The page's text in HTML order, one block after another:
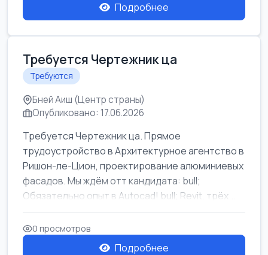
Подробнее
Требуется Чертежник ца
Требуются
Бней Аиш (Центр страны)
Опубликовано: 17.06.2026
Требуется Чертежник ца. Прямое
трудоустройство в Архитектурное агентство в
Ришон-ле-Цион, проектирование алюминиевых
фасадов. Мы ждём отт кандидата: bull;
Обязательно опыт в Autocad! bull; Revit, трёх...
0 просмотров
Подробнее